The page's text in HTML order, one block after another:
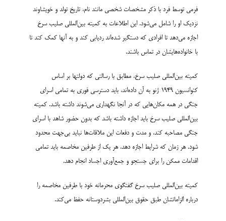
فرمی توسط فرد با ذکر مشخصات شخصی مانند نام، تاریخ تولد و خویشاوند
نزدیک او را شامل می­‌شود. این اطلاعات به کمیته بین‌المللی صلیب سرخ
اجازه می‌دهد تا افرادی که دستگیر شده‌اند ردیابی کند و به آنها کمک کند تا
با خانواده‌های­شان در تماس باشند.
کمیته بین‌­المللی صلیب سرخ، مطابق با رسالتی که دولت­ها بر اساس
کنوانسیون 1949 ژنو به آن داده‌­اند، باید دسترسی فوری به تمامی اسرای
جنگی در همه مکان­‌هایی که در آنجا نگهداری می‌­شوند داشته باشد. کمیته
بین‌المللی صلیب سرخ باید اجازه داشته باشد که بدون حضور شاهد با اسرای
جنگی مصاحبه کند، و مدت و دفعات این ملاقات‌ها نباید بی‌­جهت محدود
شود. هر زمان که شرایط اجازه دهد، هر یک از طرفین مخاصمه باید تمامی
اقدامات ممکن را برای جستجو و جمع‌­آوری اجساد انجام دهد.
کمیته بین‌المللی صلیب سرخ گفتگوی محرمانه خود با طرفین مخاصمه را
درباره الزامات­شان طبق حقوق بین‌المللی بشردوستانه حفظ می‌کند.